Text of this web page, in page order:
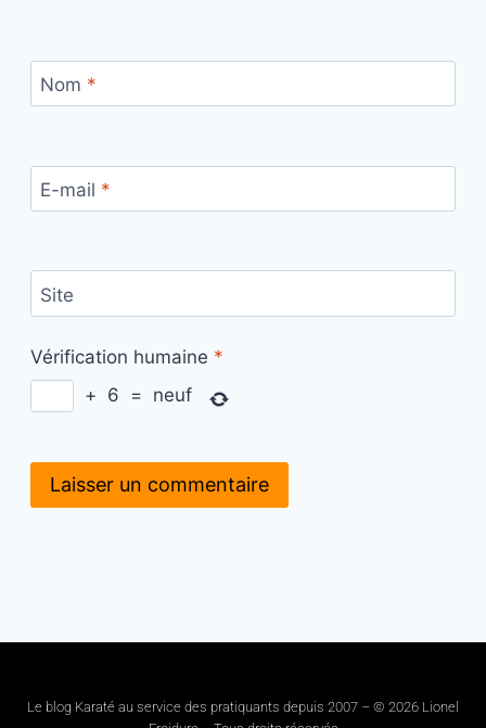
Nom *
E-mail *
Site
Vérification humaine *
+ 6 = neuf
Le blog Karaté au service des pratiquants depuis 2007 – © 2026 Lionel